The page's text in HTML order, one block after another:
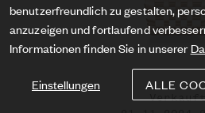
benutzerfreundlich zu gestalten,
anzuzeigen und fortlaufend
Informationen finden Sie in unserer
Einstellungen ALLE